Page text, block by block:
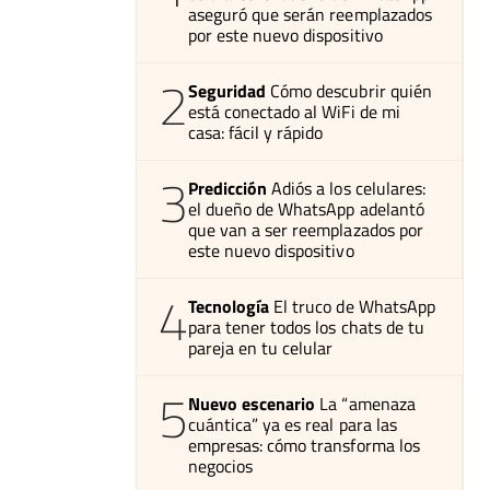
aseguró que serán reemplazados
por este nuevo dispositivo
2Seguridad Cómo descubrir quién
está conectado al WiFi de mi
casa: fácil y rápido
3Predicción Adiós a los celulares:
el dueño de WhatsApp adelantó
que van a ser reemplazados por
este nuevo dispositivo
4Tecnología El truco de WhatsApp
para tener todos los chats de tu
pareja en tu celular
5Nuevo escenario La “amenaza
cuántica” ya es real para las
empresas: cómo transforma los
negocios